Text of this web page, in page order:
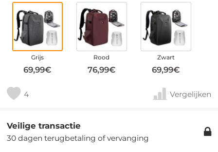
Grijs
69,99€
Rood
76,99€
Zwart
69,99€
4 Vergelijken
Veilige transactie
30 dagen terugbetaling of vervanging